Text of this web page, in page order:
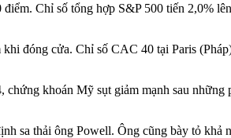
Chỉ số tổng hợp S&P 500 tiến 2,0%
đóng cửa. Chỉ số CAC 40 tại Paris
khoán Mỹ sụt giảm mạnh sau
sa thải ông Powell. Ông cũng bày tỏ khả